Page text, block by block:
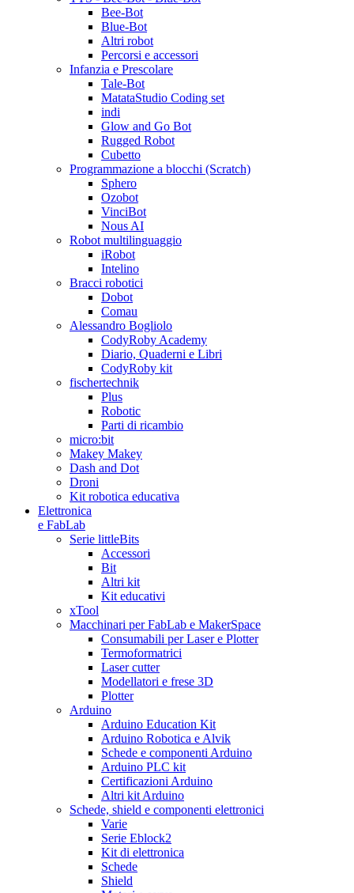
Bee-Bot
Blue-Bot
Altri robot
Percorsi e accessori
Infanzia e Prescolare
Tale-Bot
MatataStudio Coding set
indi
Glow and Go Bot
Rugged Robot
Cubetto
Programmazione a blocchi (Scratch)
Sphero
Ozobot
VinciBot
Nous AI
Robot multilinguaggio
iRobot
Intelino
Bracci robotici
Dobot
Comau
Alessandro Bogliolo
CodyRoby Academy
Diario, Quaderni e Libri
CodyRoby kit
fischertechnik
Plus
Robotic
Parti di ricambio
micro:bit
Makey Makey
Dash and Dot
Droni
Kit robotica educativa
Elettronica
e FabLab
Serie littleBits
Accessori
Bit
Altri kit
Kit educativi
xTool
Macchinari per FabLab e MakerSpace
Consumabili per Laser e Plotter
Termoformatrici
Laser cutter
Modellatori e frese 3D
Plotter
Arduino
Arduino Education Kit
Arduino Robotica e Alvik
Schede e componenti Arduino
Arduino PLC kit
Certificazioni Arduino
Altri kit Arduino
Schede, shield e componenti elettronici
Varie
Serie Eblock2
Kit di elettronica
Schede
Shield